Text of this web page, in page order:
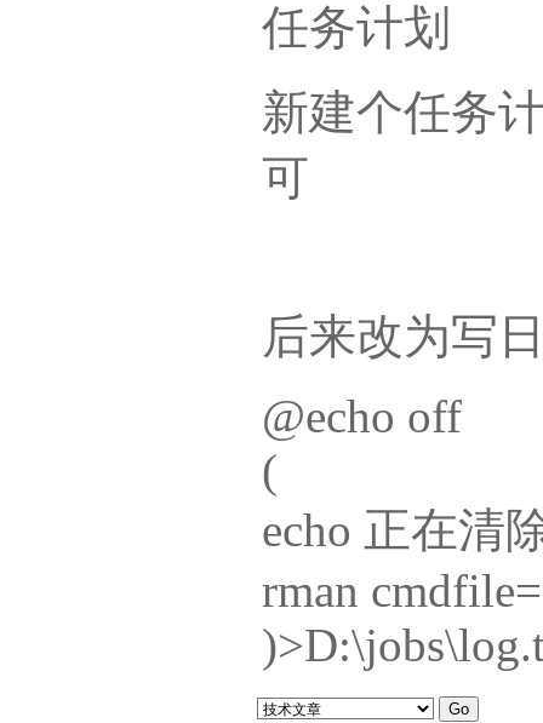
任务计划
新建个任务
可
后来改为写
@echo off
(
echo 正在清
rman